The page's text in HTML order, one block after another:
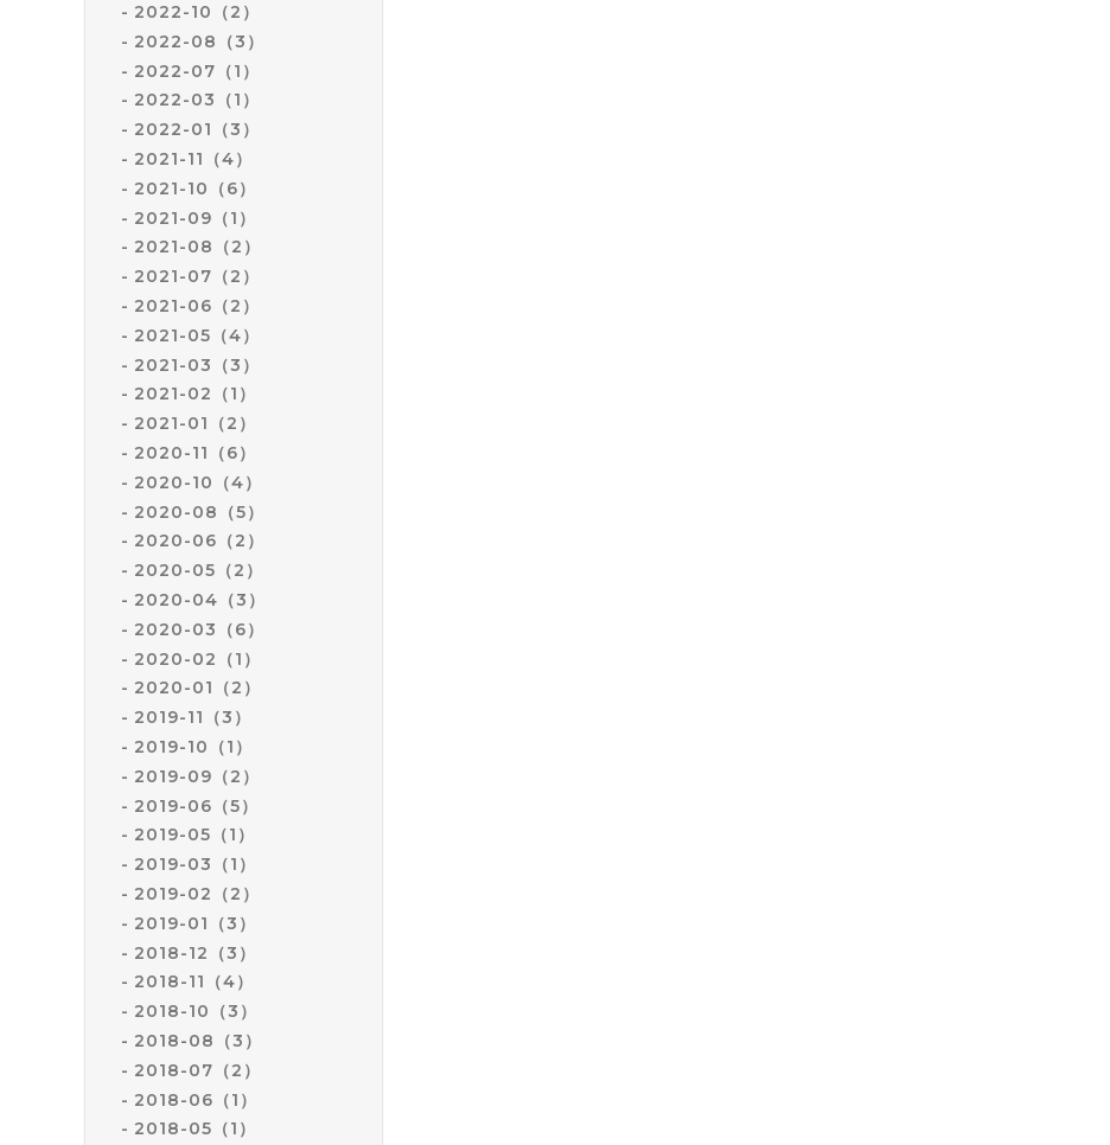
2022-10（2）
2022-08（3）
2022-07（1）
2022-03（1）
2022-01（3）
2021-11（4）
2021-10（6）
2021-09（1）
2021-08（2）
2021-07（2）
2021-06（2）
2021-05（4）
2021-03（3）
2021-02（1）
2021-01（2）
2020-11（6）
2020-10（4）
2020-08（5）
2020-06（2）
2020-05（2）
2020-04（3）
2020-03（6）
2020-02（1）
2020-01（2）
2019-11（3）
2019-10（1）
2019-09（2）
2019-06（5）
2019-05（1）
2019-03（1）
2019-02（2）
2019-01（3）
2018-12（3）
2018-11（4）
2018-10（3）
2018-08（3）
2018-07（2）
2018-06（1）
2018-05（1）